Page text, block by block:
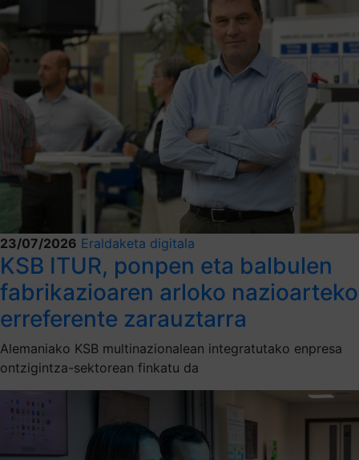
23/07/2026 Eraldaketa digitala
KSB ITUR, ponpen eta balbulen
fabrikazioaren arloko nazioarteko
erreferente zarauztarra
Alemaniako KSB multinazionalean integratutako enpresa
ontzigintza-sektorean finkatu da